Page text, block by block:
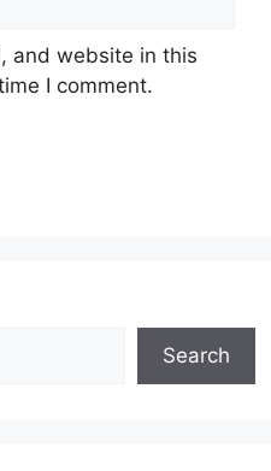
and website in this
I comment.
Search